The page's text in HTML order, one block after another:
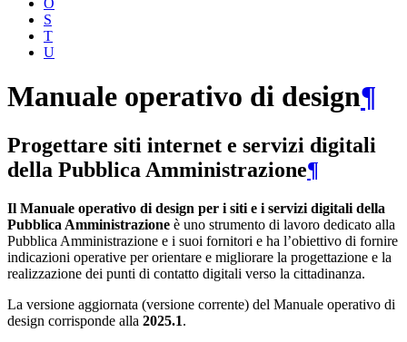
O
S
T
U
Manuale operativo di design¶
Progettare siti internet e servizi digitali
della Pubblica Amministrazione¶
Il Manuale operativo di design per i siti e i servizi digitali della
Pubblica Amministrazione è uno strumento di lavoro dedicato alla
Pubblica Amministrazione e i suoi fornitori e ha l’obiettivo di fornire
indicazioni operative per orientare e migliorare la progettazione e la
realizzazione dei punti di contatto digitali verso la cittadinanza.
La versione aggiornata (versione corrente) del Manuale operativo di
design corrisponde alla 2025.1.